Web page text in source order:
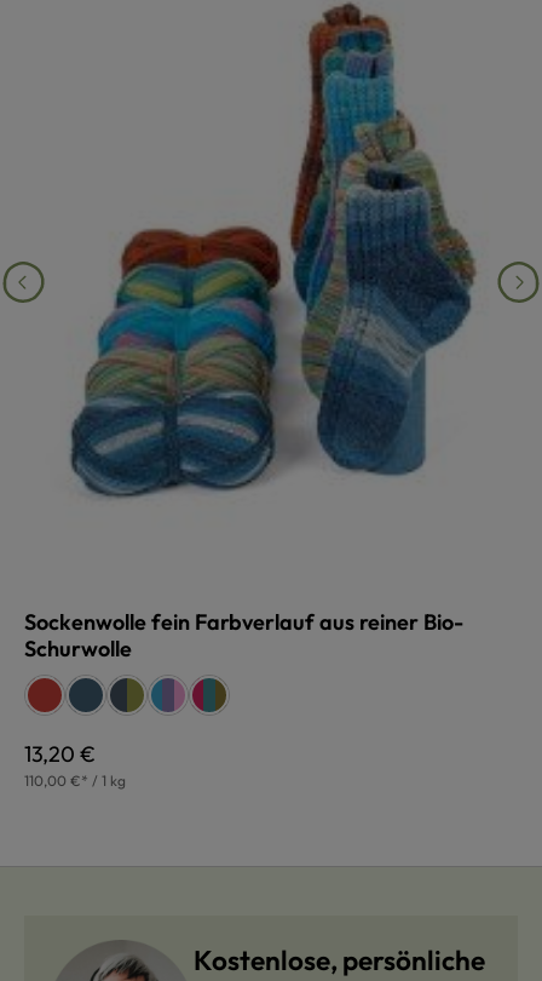
Sockenwolle fein Farbverlauf aus reiner Bio-
Schurwolle
Farbe auswählen
rostmeliertblaumeliert
blau/grün
blau/grün
karibikkaribik
karibik
Konfetti
Konfetti
Konfetti
Regulärer Preis:
13,20 €
110,00 €* / 1 kg
Kostenlose, persönliche